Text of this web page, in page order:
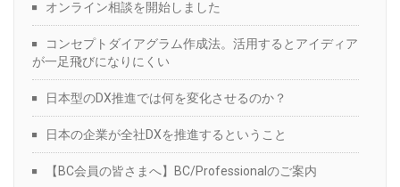
オンライン相談を開始しました
コンセプトダイアグラム作成法。活用するとアイディア
が一足飛びになりにくい
日本型のDX推進では何を変化させるのか？
日本の企業が全社DXを推進するということ
【BC会員の皆さまへ】BC/Professionalのご案内